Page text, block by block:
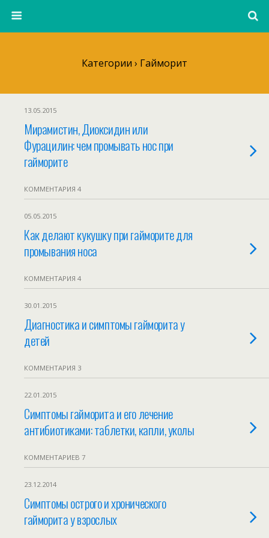
Категории › Гайморит
13.05.2015
Мирамистин, Диоксидин или
Фурацилин: чем промывать нос при
гайморите
КОММЕНТАРИЯ 4
05.05.2015
Как делают кукушку при гайморите для
промывания носа
КОММЕНТАРИЯ 4
30.01.2015
Диагностика и симптомы гайморита у
детей
КОММЕНТАРИЯ 3
22.01.2015
Симптомы гайморита и его лечение
антибиотиками: таблетки, капли, уколы
КОММЕНТАРИЕВ 7
23.12.2014
Симптомы острого и хронического
гайморита у взрослых